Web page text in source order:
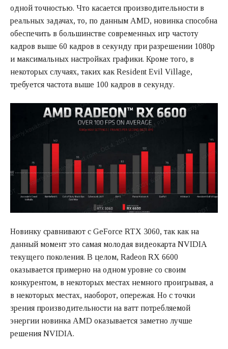
одной точностью. Что касается производительности в
реальных задачах, то, по данным AMD, новинка способна
обеспечить в большинстве современных игр частоту
кадров выше 60 кадров в секунду при разрешении 1080p
и максимальных настройках графики. Кроме того, в
некоторых случаях, таких как Resident Evil Village,
требуется частота выше 100 кадров в секунду.
Новинку сравнивают с GeForce RTX 3060, так как на
данный момент это самая молодая видеокарта NVIDIA
текущего поколения. В целом, Radeon RX 6600
оказывается примерно на одном уровне со своим
конкурентом, в некоторых местах немного проигрывая, а
в некоторых местах, наоборот, опережая. Но с точки
зрения производительности на ватт потребляемой
энергии новинка AMD оказывается заметно лучше
решения NVIDIA.